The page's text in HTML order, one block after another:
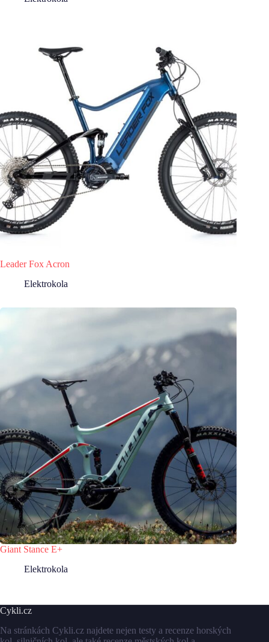
Leader Fox Acron
Elektrokola
Giant Stance E+
Elektrokola
Cykli.cz
Na stránkách Cykli.cz najdete nejen testy a recenze horských